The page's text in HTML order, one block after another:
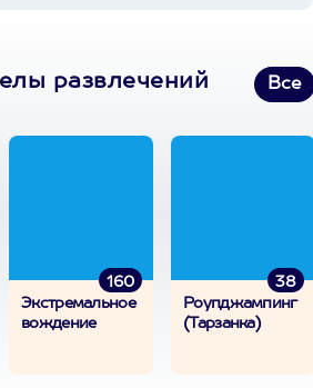
развлечений Все
160
Экстремальное
вождение
38
Роупджампинг
(Тарзанка)